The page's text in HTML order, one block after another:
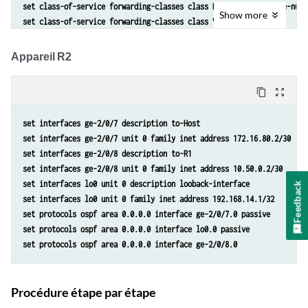
set class-of-service forwarding-classes class Premium-data queue-num
set class-of-service forwarding-classes class Voice queue-num 2
set firewall family inet filter mf-classifier term BE-data from
set firewall family inet filter mf-classifier term BE-data then
set firewall family inet filter mf-classifier term Premium-data from
set firewall family inet filter mf-classifier term Premium-data then
set firewall family inet filter mf-classifier term Premium-data then
set firewall family inet filter mf-classifier term accept then accept
set protocols ospf area 0.0.0.0 interface ge-2/0/5.0 passive
set protocols ospf area 0.0.0.0 interface lo0.0 passive
set protocols ospf area 0.0.0.0 interface ge-2/0/8.0
Show more
Appareil R2
content_copy zoom_out_map
set interfaces ge-2/0/7 description to-Host
set interfaces ge-2/0/7 unit 0 family inet address 172.16.80.2/30
set interfaces ge-2/0/8 description to-R1
set interfaces ge-2/0/8 unit 0 family inet address 10.50.0.2/30
set interfaces lo0 unit 0 description looback-interface
set interfaces lo0 unit 0 family inet address 192.168.14.1/32
set protocols ospf area 0.0.0.0 interface ge-2/0/7.0 passive
set protocols ospf area 0.0.0.0 interface lo0.0 passive
set protocols ospf area 0.0.0.0 interface ge-2/0/8.0
Procédure étape par étape
Feedback